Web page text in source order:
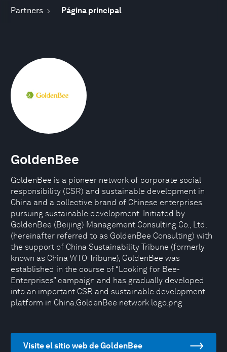
Partners Página principal
GoldenBee
GoldenBee is a pioneer network of corporate social
responsibility (CSR) and sustainable development in
China and a collective brand of Chinese enterprises
pursuing sustainable development. Initiated by
GoldenBee (Beijing) Management Consulting Co., Ltd.
(hereinafter referred to as GoldenBee Consulting) with
the support of China Sustainability Tribune (formerly
known as China WTO Tribune), GoldenBee was
established in the course of “Looking for Bee-
Enterprises” campaign and has gradually developed
into an important CSR and sustainable development
platform in China.GoldenBee network logo.png
Visite el sitio web de GoldenBee